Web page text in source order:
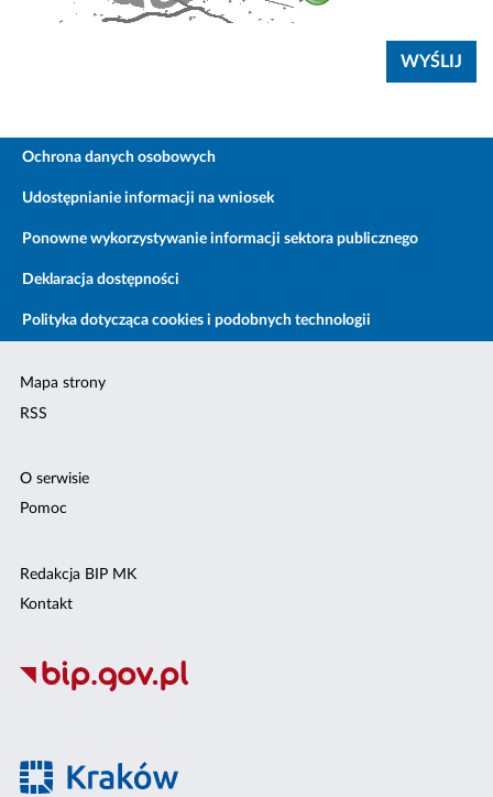
Ochrona danych osobowych
Udostępnianie informacji na wniosek
Ponowne wykorzystywanie informacji sektora publicznego
Deklaracja dostępności
Polityka dotycząca cookies i podobnych technologii
Mapa strony
RSS
O serwisie
Pomoc
Redakcja BIP MK
Kontakt